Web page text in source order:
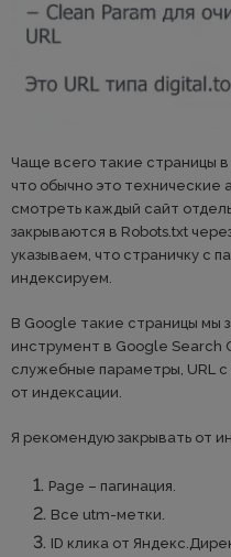
Чаще всего такие страницы
что обычно это технические
смотреть каждый сайт
закрываются в Robots.txt
указываем, что страничку с
индексируем.
В Google такие страницы мы
инструмент в Google Search
служебные параметры, URL
от индексации.
Я рекомендую закрывать от
Page – пагинация.
Все utm-метки.
ID клика от